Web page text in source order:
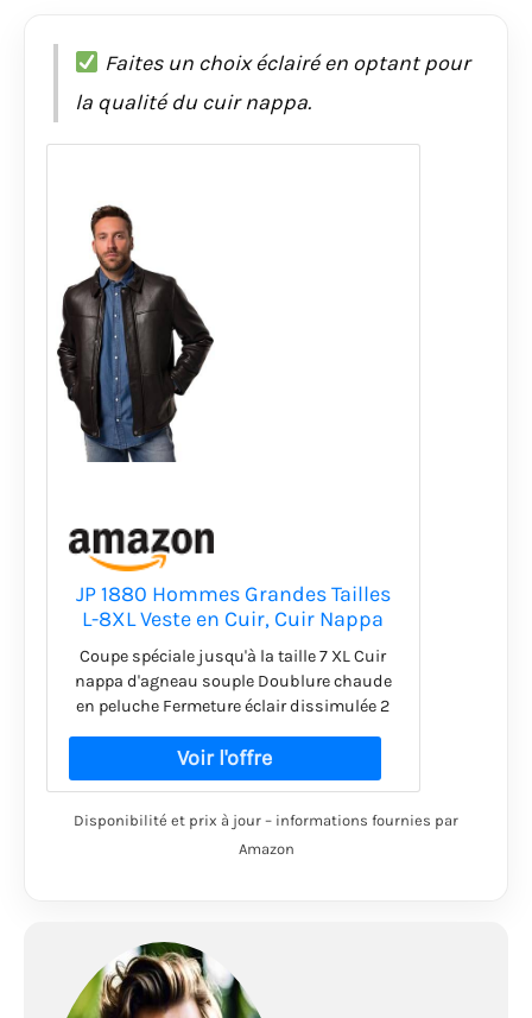
Faites un choix éclairé en optant pour
la qualité du cuir nappa.
JP 1880 Hommes Grandes Tailles
L-8XL Veste en Cuir, Cuir Nappa
Souple (Agneau), Doublure en
Polaire Noisette 6XL 830854110-
6XL
Coupe spéciale jusqu'à la taille 7 XL Cuir
nappa d'agneau souple Doublure chaude
en peluche Fermeture éclair dissimulée 2
Disponibilité et prix à jour – informations fournies par
Amazon